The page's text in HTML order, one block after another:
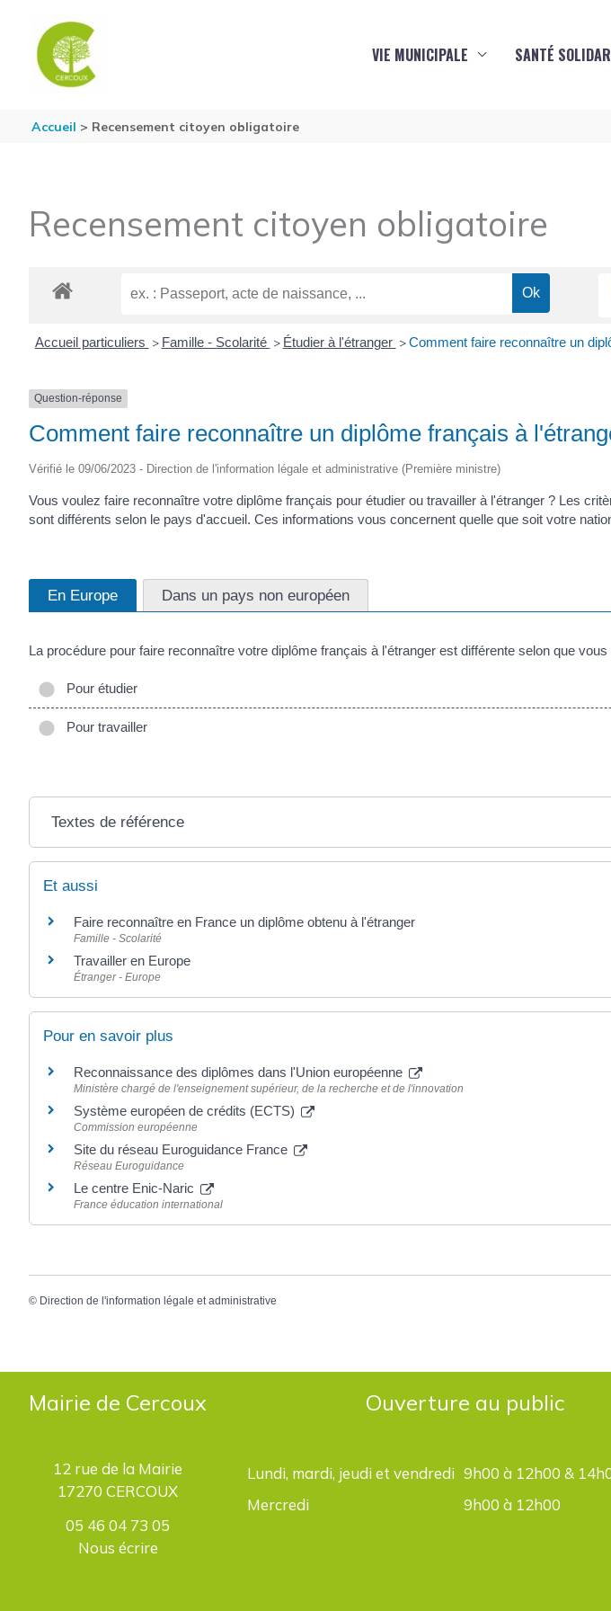
VIE MUNICIPALE SANTÉ
Accueil Recensement citoyen obligatoire
Recensement citoyen obligatoire
Accueil particuliers > Famille - Scolarité > Étudier à l'étranger > Comment faire reconnaître un
Question-réponse
Comment faire reconnaître un diplôme français à
Vérifié le 09/06/2023 - Direction de l'information légale et administrative (Première ministre)
Vous voulez faire reconnaître votre diplôme français pour étudier ou travailler à l'étranger ? Les
sont différents selon le pays d'accueil. Ces informations vous concernent quelle que soit votre
En Europe Dans un pays non européen
La procédure pour faire reconnaître votre diplôme français à l'étranger est différente selon que
Pour étudier
Pour travailler
Textes de référence
Et aussi
Faire reconnaître en France un diplôme obtenu à l'étranger
Famille - Scolarité
Travailler en Europe
Étranger - Europe
Pour en savoir plus
Reconnaissance des diplômes dans l'Union européenne
Ministère chargé de l'enseignement supérieur, de la recherche et de l'innovation
Système européen de crédits (ECTS)
Commission européenne
Site du réseau Euroguidance France
Réseau Euroguidance
Le centre Enic-Naric
France éducation international
© Direction de l'information légale et administrative
Mairie de Cercoux
12 rue de la Mairie
17270 CERCOUX
05 46 04 73 05
Nous écrire
Ouverture au public
Lundi, mardi, jeudi et vendredi 9h00 à 12h00 &
Mercredi
9h00 à 12h00